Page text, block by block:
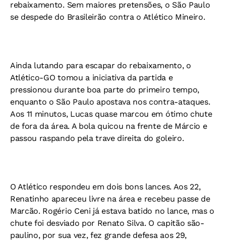
rebaixamento. Sem maiores pretensões, o São Paulo
se despede do Brasileirão contra o Atlético Mineiro.
Ainda lutando para escapar do rebaixamento, o
Atlético-GO tomou a iniciativa da partida e
pressionou durante boa parte do primeiro tempo,
enquanto o São Paulo apostava nos contra-ataques.
Aos 11 minutos, Lucas quase marcou em ótimo chute
de fora da área. A bola quicou na frente de Márcio e
passou raspando pela trave direita do goleiro.
O Atlético respondeu em dois bons lances. Aos 22,
Renatinho apareceu livre na área e recebeu passe de
Marcão. Rogério Ceni já estava batido no lance, mas o
chute foi desviado por Renato Silva. O capitão são-
paulino, por sua vez, fez grande defesa aos 29,